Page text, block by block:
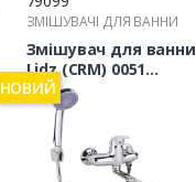
ЗМІШУВАЧІ ДЛЯ ВАННИ
Змішувач для ванни
Lidz (CRM) 0051
(35128) з довгим
виливом
НОВИЙ